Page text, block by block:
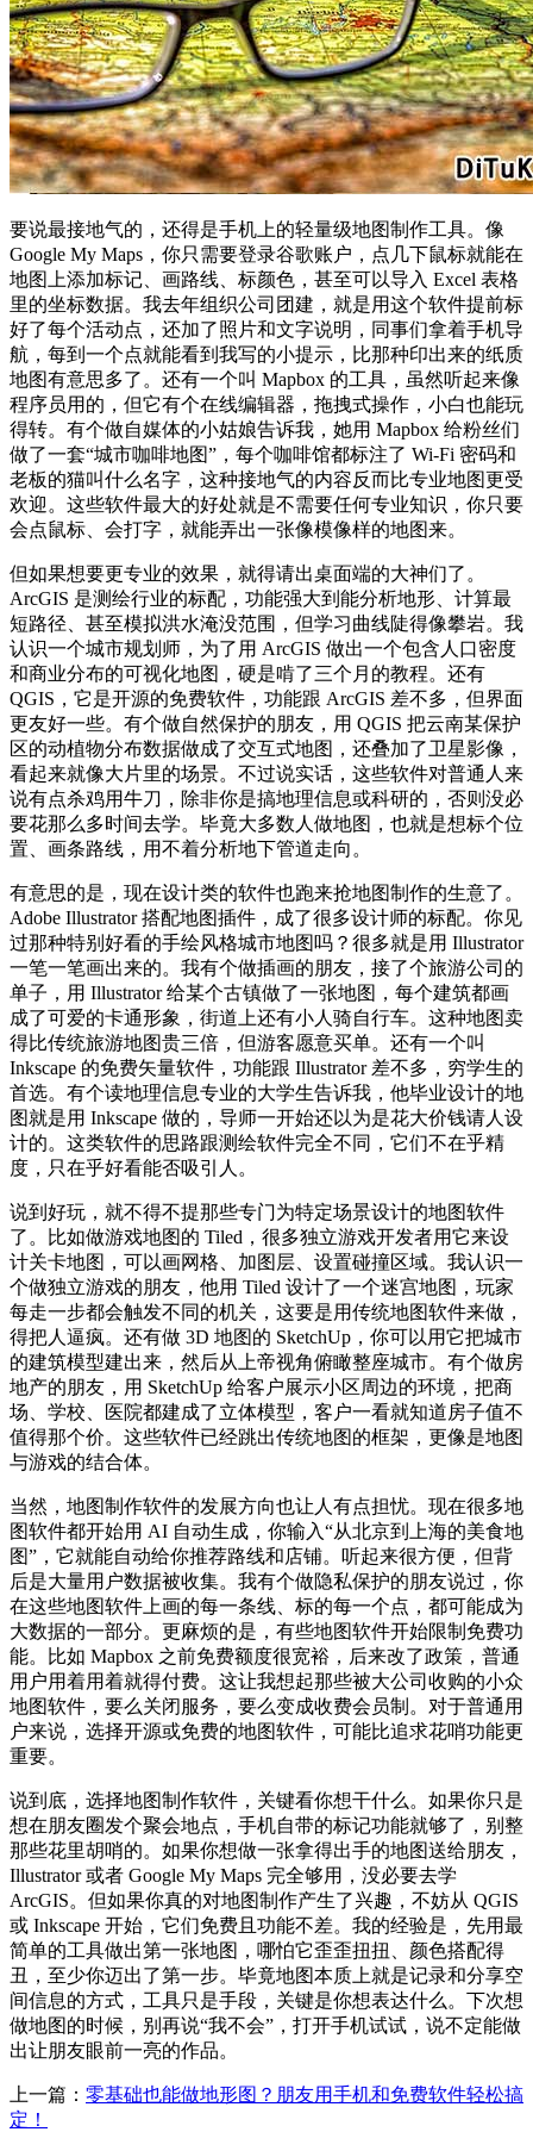
要说最接地气的，还得是手机上的轻量级地图制作工具。像
Google My Maps，你只需要登录谷歌账户，点几下鼠标就能在
地图上添加标记、画路线、标颜色，甚至可以导入 Excel 表格
里的坐标数据。我去年组织公司团建，就是用这个软件提前标
好了每个活动点，还加了照片和文字说明，同事们拿着手机导
航，每到一个点就能看到我写的小提示，比那种印出来的纸质
地图有意思多了。还有一个叫 Mapbox 的工具，虽然听起来像
程序员用的，但它有个在线编辑器，拖拽式操作，小白也能玩
得转。有个做自媒体的小姑娘告诉我，她用 Mapbox 给粉丝们
做了一套“城市咖啡地图”，每个咖啡馆都标注了 Wi‑Fi 密码和
老板的猫叫什么名字，这种接地气的内容反而比专业地图更受
欢迎。这些软件最大的好处就是不需要任何专业知识，你只要
会点鼠标、会打字，就能弄出一张像模像样的地图来。
但如果想要更专业的效果，就得请出桌面端的大神们了。
ArcGIS 是测绘行业的标配，功能强大到能分析地形、计算最
短路径、甚至模拟洪水淹没范围，但学习曲线陡得像攀岩。我
认识一个城市规划师，为了用 ArcGIS 做出一个包含人口密度
和商业分布的可视化地图，硬是啃了三个月的教程。还有
QGIS，它是开源的免费软件，功能跟 ArcGIS 差不多，但界面
更友好一些。有个做自然保护的朋友，用 QGIS 把云南某保护
区的动植物分布数据做成了交互式地图，还叠加了卫星影像，
看起来就像大片里的场景。不过说实话，这些软件对普通人来
说有点杀鸡用牛刀，除非你是搞地理信息或科研的，否则没必
要花那么多时间去学。毕竟大多数人做地图，也就是想标个位
置、画条路线，用不着分析地下管道走向。
有意思的是，现在设计类的软件也跑来抢地图制作的生意了。
Adobe Illustrator 搭配地图插件，成了很多设计师的标配。你见
过那种特别好看的手绘风格城市地图吗？很多就是用 Illustrator
一笔一笔画出来的。我有个做插画的朋友，接了个旅游公司的
单子，用 Illustrator 给某个古镇做了一张地图，每个建筑都画
成了可爱的卡通形象，街道上还有小人骑自行车。这种地图卖
得比传统旅游地图贵三倍，但游客愿意买单。还有一个叫
Inkscape 的免费矢量软件，功能跟 Illustrator 差不多，穷学生的
首选。有个读地理信息专业的大学生告诉我，他毕业设计的地
图就是用 Inkscape 做的，导师一开始还以为是花大价钱请人设
计的。这类软件的思路跟测绘软件完全不同，它们不在乎精
度，只在乎好看能否吸引人。
说到好玩，就不得不提那些专门为特定场景设计的地图软件
了。比如做游戏地图的 Tiled，很多独立游戏开发者用它来设
计关卡地图，可以画网格、加图层、设置碰撞区域。我认识一
个做独立游戏的朋友，他用 Tiled 设计了一个迷宫地图，玩家
每走一步都会触发不同的机关，这要是用传统地图软件来做，
得把人逼疯。还有做 3D 地图的 SketchUp，你可以用它把城市
的建筑模型建出来，然后从上帝视角俯瞰整座城市。有个做房
地产的朋友，用 SketchUp 给客户展示小区周边的环境，把商
场、学校、医院都建成了立体模型，客户一看就知道房子值不
值得那个价。这些软件已经跳出传统地图的框架，更像是地图
与游戏的结合体。
当然，地图制作软件的发展方向也让人有点担忧。现在很多地
图软件都开始用 AI 自动生成，你输入“从北京到上海的美食地
图”，它就能自动给你推荐路线和店铺。听起来很方便，但背
后是大量用户数据被收集。我有个做隐私保护的朋友说过，你
在这些地图软件上画的每一条线、标的每一个点，都可能成为
大数据的一部分。更麻烦的是，有些地图软件开始限制免费功
能。比如 Mapbox 之前免费额度很宽裕，后来改了政策，普通
用户用着用着就得付费。这让我想起那些被大公司收购的小众
地图软件，要么关闭服务，要么变成收费会员制。对于普通用
户来说，选择开源或免费的地图软件，可能比追求花哨功能更
重要。
说到底，选择地图制作软件，关键看你想干什么。如果你只是
想在朋友圈发个聚会地点，手机自带的标记功能就够了，别整
那些花里胡哨的。如果你想做一张拿得出手的地图送给朋友，
Illustrator 或者 Google My Maps 完全够用，没必要去学
ArcGIS。但如果你真的对地图制作产生了兴趣，不妨从 QGIS
或 Inkscape 开始，它们免费且功能不差。我的经验是，先用最
简单的工具做出第一张地图，哪怕它歪歪扭扭、颜色搭配得
丑，至少你迈出了第一步。毕竟地图本质上就是记录和分享空
间信息的方式，工具只是手段，关键是你想表达什么。下次想
做地图的时候，别再说“我不会”，打开手机试试，说不定能做
出让朋友眼前一亮的作品。
上一篇： 零基础也能做地形图？朋友用手机和免费软件轻松搞
定！